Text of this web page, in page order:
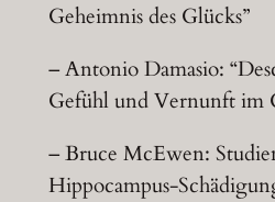
Geheimnis des Glücks”
– Antonio Damasio:
Gefühl und Vernunft im
– Bruce McEwen:
Hippocampus-